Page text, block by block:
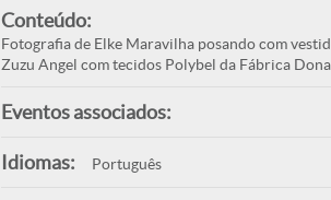
Conteúdo:
Fotografia de Elke Maravilha posando com
Zuzu Angel com tecidos Polybel da Fábrica Dona
Eventos associados:
Idiomas: Português